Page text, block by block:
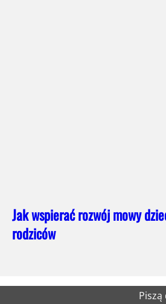
Jak wspierać rozwój mowy
rodziców
Piszą